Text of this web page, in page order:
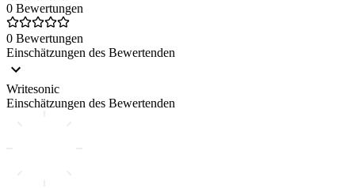
0 Bewertungen
0 Bewertungen
Einschätzungen des Bewertenden
Writesonic
Einschätzungen des Bewertenden